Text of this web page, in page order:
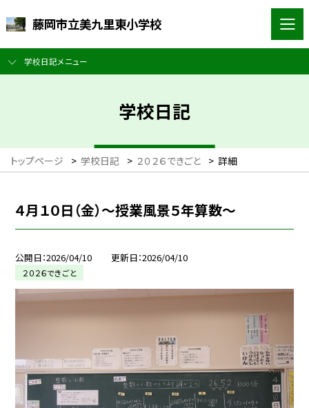
藤岡市立美九里東小学校
学校日記メニュー
学校日記
トップページ > 学校日記 > ２０２６できごと > 詳細
４月１０日（金）～授業風景５年算数～
公開日 2026/04/10 更新日 2026/04/10
２０２６できごと